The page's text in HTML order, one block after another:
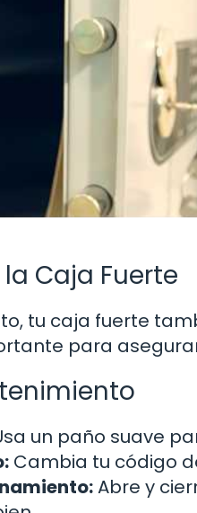
Caja Fuerte
tu caja fuerte
para
un paño suave
Cambia tu código
Abre y